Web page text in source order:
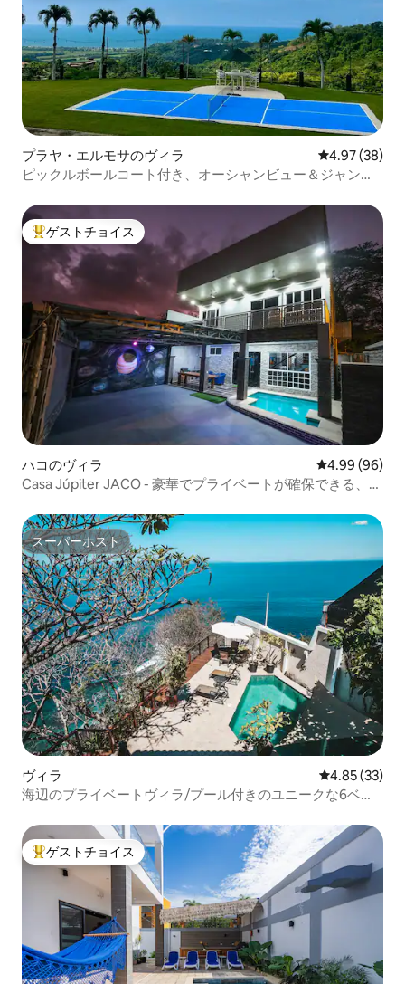
プラヤ・エルモサのヴィラ レビュー38
4.97 (38)
ピックルボールコート付き、オーシャンビュー＆ジャング
大好評のゲストチョイスです。
ゲストチョイス
ハコのヴィラ レビュー96件
4.99 (96)
Casa Júpiter JACO - 豪華でプライベートが確保できる、本
スーパーホスト
スーパーホスト
ヴィラ レビュー33
4.85 (33)
海辺のプライベートヴィラ/プール付きのユニークな6ベッ
大好評のゲストチョイスです。
ゲストチョイス